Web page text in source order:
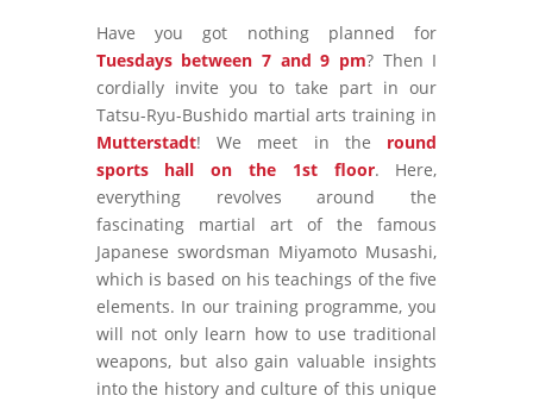
Have you got nothing planned for
Tuesdays between 7 and 9 pm? Then I
cordially invite you to take part in our
Tatsu-Ryu-Bushido martial arts training in
Mutterstadt! We meet in the round
sports hall on the 1st floor. Here,
everything revolves around the
fascinating martial art of the famous
Japanese swordsman Miyamoto Musashi,
which is based on his teachings of the five
elements. In our training programme, you
will not only learn how to use traditional
weapons, but also gain valuable insights
into the history and culture of this unique